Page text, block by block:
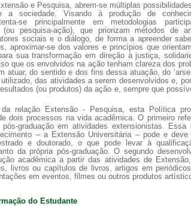
e Pesquisa, abrem-se múltiplas
a sociedade. Visando à produção de
se principalmente em metodologias
(ou pesquisa-ação), que priorizam métodos de
sociais e o diálogo, de forma a apreender
aproximar-se dos valores e princípios que
sua transformação em direção à justiça,
que os envolvidos na ação tenham clareza dos
atuar, do sentido e dos fins dessa atuação, do
das atividades a serem desenvolvidos e,
(ou produtos) da ação e, sempre que
relação Extensão - Pesquisa, esta Política
dois processos na vida acadêmica. O primeiro
graduação em atividades extensionistas. Essa
– a Extensão Universitária – pode e deve
e doutorado, o que pode levar à
da própria pós-graduação. O segundo
acadêmica a partir das atividades de
livros ou capítulos de livros, artigos em
em eventos, filmes ou outros produtos
do Estudante